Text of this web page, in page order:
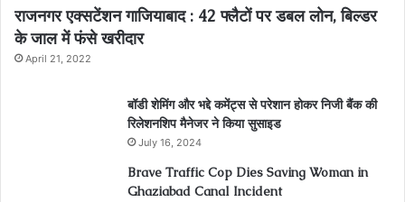
राजनगर एक्सटेंशन गाजियाबाद : 42 फ्लैटों पर डबल लोन, बिल्डर
के जाल में फंसे खरीदार
April 21, 2022
बॉडी शेमिंग और भद्दे कमेंट्स से परेशान होकर निजी बैंक की
रिलेशनशिप मैनेजर ने किया सुसाइड
July 16, 2024
Brave Traffic Cop Dies Saving Woman in
Ghaziabad Canal Incident